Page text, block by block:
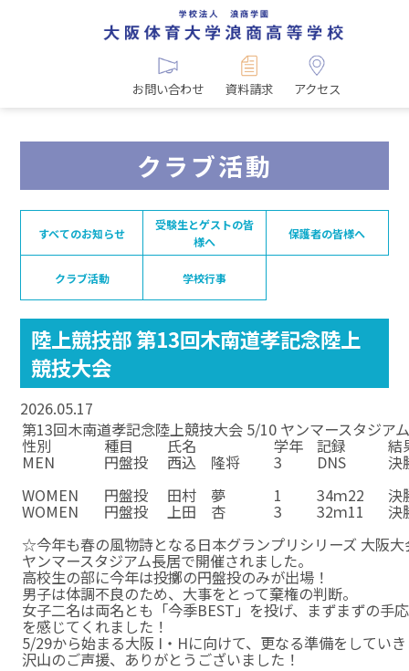
お問い合わせ 資料請求 アクセス
クラブ活動
すべてのお知らせ
受験生とゲストの皆
様へ
保護者の皆様へ
クラブ活動 学校行事
陸上競技部 第13回木南道孝記念陸上
競技大会
2026.05.17
第13回木南道孝記念陸上競技大会 5/10 ヤンマースタジア
性別 種目 氏名 学年 記録 結
MEN 円盤投 西込 隆将 3 DNS 決
WOMEN 円盤投 田村 夢 1 34ｍ22 決
WOMEN 円盤投 上田 杏 3 32ｍ11 決
☆今年も春の風物詩となる日本グランプリシリーズ 大阪大
ヤンマースタジアム長居で開催されました。
高校生の部に今年は投擲の円盤投のみが出場！
男子は体調不良のため、大事をとって棄権の判断。
女子二名は両名とも「今季BEST」を投げ、まずまずの手
を感じてくれました！
5/29から始まる大阪 I・Hに向けて、更なる準備をしてい
沢山のご声援、ありがとうございました！